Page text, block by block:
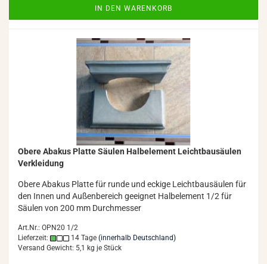
IN DEN WARENKORB
Obere Aba­kus Plat­te Säu­len Halb­ele­ment Leicht­bau­säu­len
Ver­klei­dung
Obere Aba­kus Plat­te für runde und ecki­ge Leicht­bau­säu­len für
den Innen und Au­ßen­be­reich ge­eig­net Halb­ele­ment 1/2 für
Säu­len von 200 mm Durch­mes­ser
Art.Nr.: OPN20 1/2
Lieferzeit:
14 Tage (innerhalb Deutschland)
Versand Gewicht: 5,1 kg je Stück